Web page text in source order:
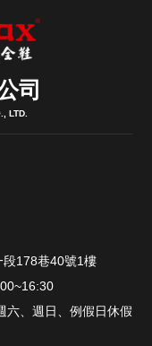
司
LTD.
178巷40號1樓
六、週日、例假日休假